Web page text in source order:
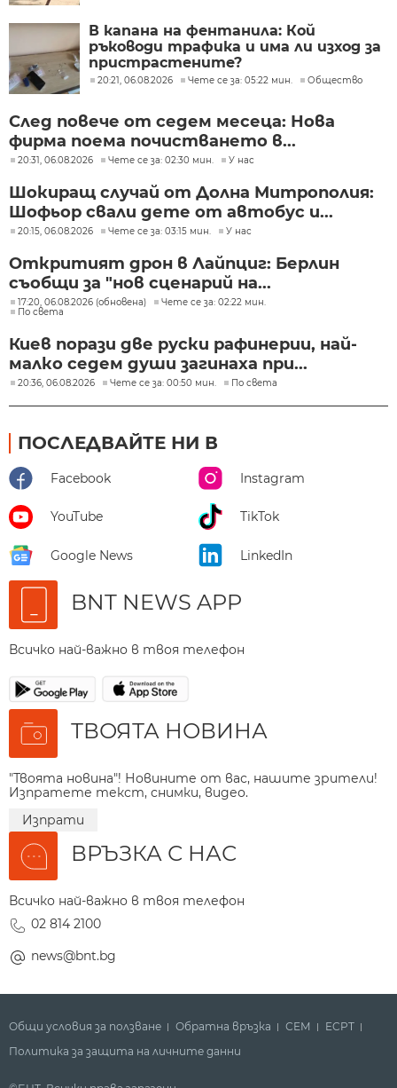
В капана на фентанила: Кой
ръководи трафика и има ли изход за
пристрастените?
20:21, 06.08.2026 Чете се за: 05:22 мин. Общество
След повече от седем месеца: Нова
фирма поема почистването в...
20:31, 06.08.2026 Чете се за: 02:30 мин. У нас
Шокиращ случай от Долна Митрополия:
Шофьор свали дете от автобус и...
20:15, 06.08.2026 Чете се за: 03:15 мин. У нас
Откритият дрон в Лайпциг: Берлин
съобщи за "нов сценарий на...
17:20, 06.08.2026 (обновена)
Чете се за: 02:22 мин.
По света
Киев порази две руски рафинерии, най-
малко седем души загинаха при...
20:36, 06.08.2026 Чете се за: 00:50 мин. По света
ПОСЛЕДВАЙТЕ НИ В
Facebook Instagram
YouTube TikTok
Google News LinkedIn
BNT NEWS APP
Всичко най-важно в твоя телефон
ТВОЯТА НОВИНА
"Твоята новина"! Новините от вас, нашите зрители!
Изпратете текст, снимки, видео.
Изпрати
ВРЪЗКА С НАС
Всичко най-важно в твоя телефон
02 814 2100
news@bnt.bg
Общи условия за ползване Обратна връзка СЕМ
ECPT
Политика за защита на личните данни